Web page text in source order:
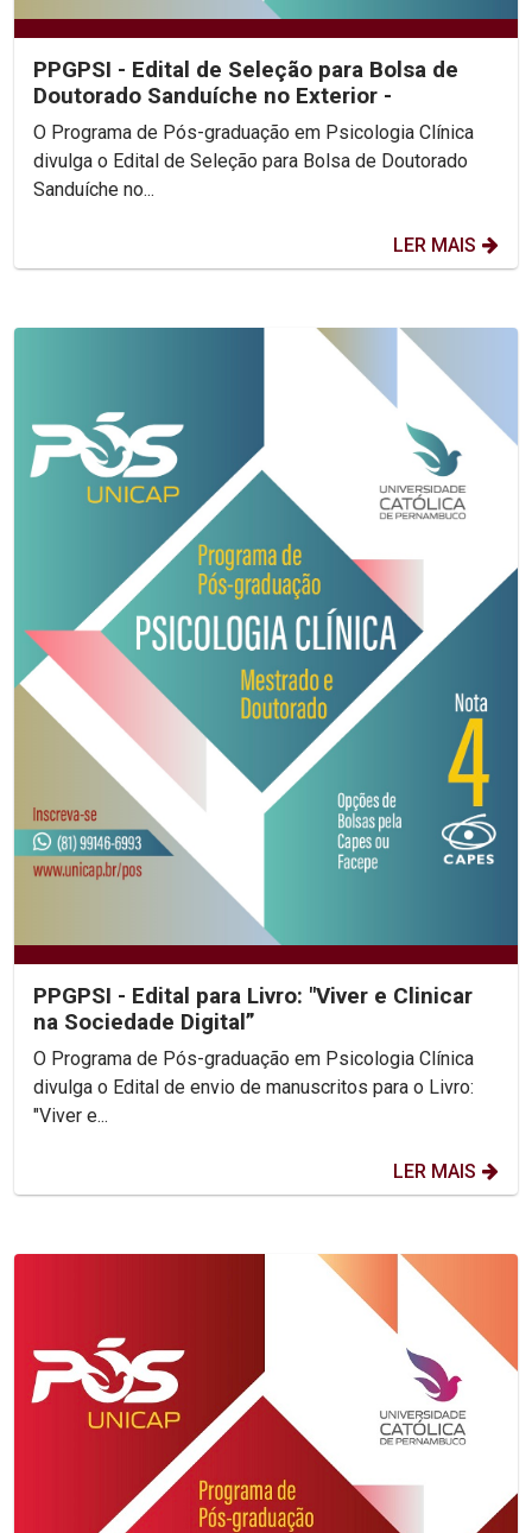
PPGPSI - Edital de Seleção para Bolsa de
Doutorado Sanduíche no Exterior -
O Programa de Pós-graduação em Psicologia Clínica
divulga o Edital de Seleção para Bolsa de Doutorado
Sanduíche no...
LER MAIS
PPGPSI - Edital para Livro: "Viver e Clinicar
na Sociedade Digital”
O Programa de Pós-graduação em Psicologia Clínica
divulga o Edital de envio de manuscritos para o Livro:
"Viver e...
LER MAIS